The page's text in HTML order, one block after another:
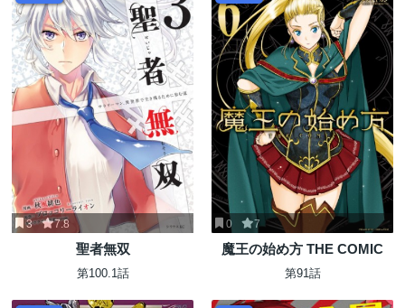
3 7.8
聖者無双
第100.1話
0 7
魔王の始め方 THE COMIC
第91話